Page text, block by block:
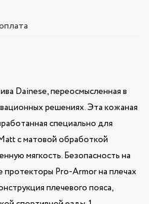
Dainese, переосмысленная в
решениях. Эта кожаная
специально для
с матовой обработкой
мягкость. Безопасность на
протекторы Pro-Armor на плечах
плечевого пояса,